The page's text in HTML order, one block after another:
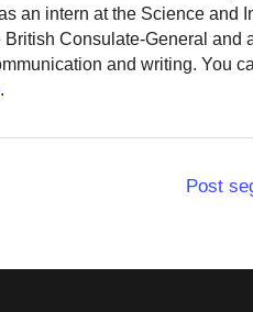
an intern at the Science and
Consulate-General and
and writing. You
.
Post